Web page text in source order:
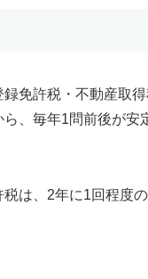
免許税・不動産取
、毎年1問前後が安
税は、2年に1回程度